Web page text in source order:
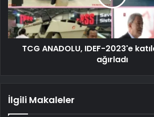
TCG ANADOLU, IDEF-2023'e
ağırladı
İlgili Makaleler